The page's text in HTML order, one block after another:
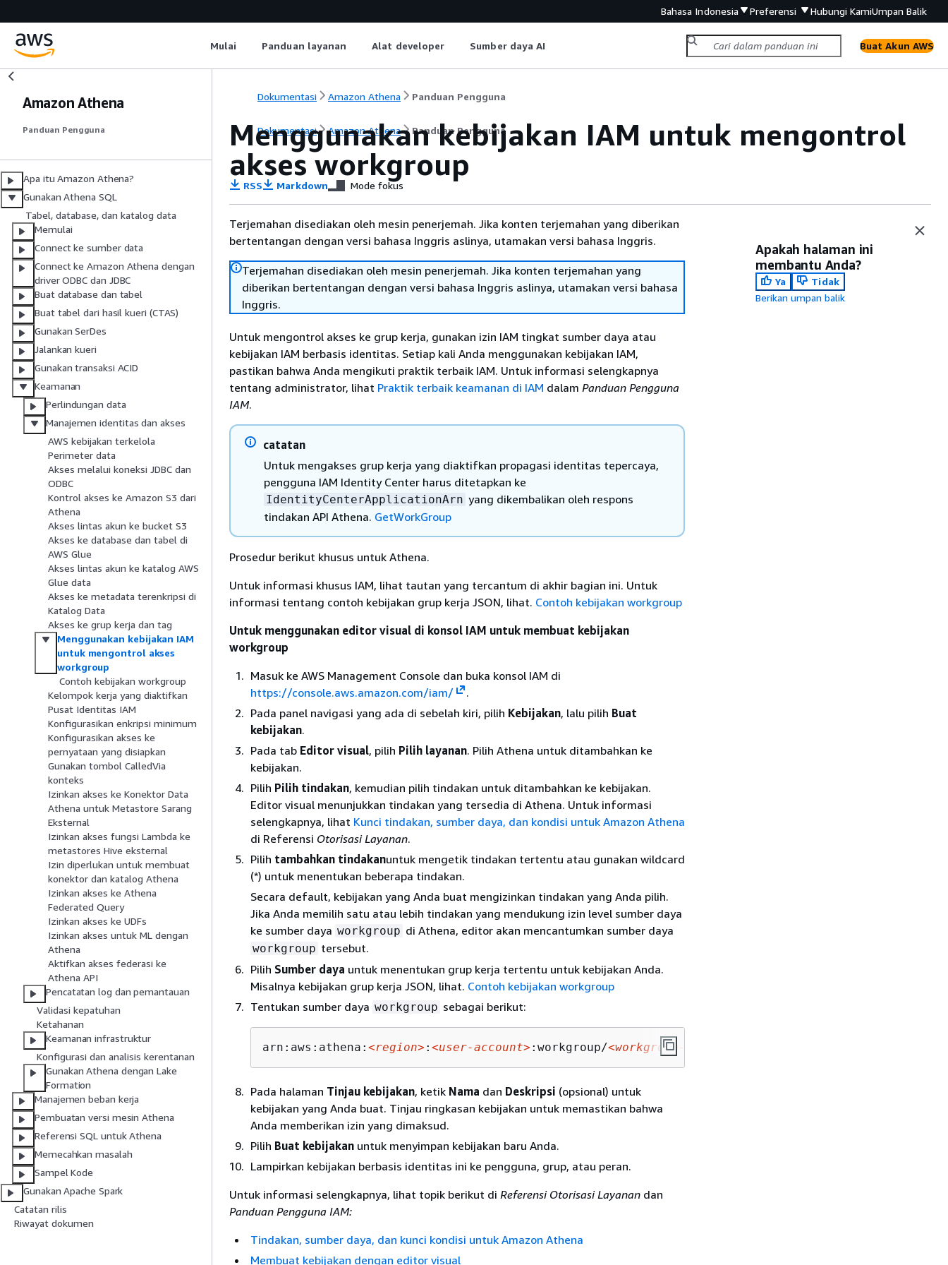
Bahasa Indonesia Preferensi Hubungi KamiUmpan Balik
Mulai Panduan layanan Alat developer Sumber daya AI Buat Akun AWS
Amazon Athena
Panduan Pengguna
Apa itu Amazon Athena?
Gunakan Athena SQL
Tabel, database, dan katalog data
Memulai
Connect ke sumber data
Connect ke Amazon Athena dengan
driver ODBC dan JDBC
Buat database dan tabel
Buat tabel dari hasil kueri (CTAS)
Gunakan SerDes
Jalankan kueri
Gunakan transaksi ACID
Keamanan
Perlindungan data
Manajemen identitas dan akses
AWS kebijakan terkelola
Perimeter data
Akses melalui koneksi JDBC dan
ODBC
Kontrol akses ke Amazon S3 dari
Athena
Akses lintas akun ke bucket S3
Akses ke database dan tabel di
AWS Glue
Akses lintas akun ke katalog AWS
Glue data
Akses ke metadata terenkripsi di
Katalog Data
Akses ke grup kerja dan tag
Menggunakan kebijakan IAM
untuk mengontrol akses
workgroup
Contoh kebijakan workgroup
Kelompok kerja yang diaktifkan
Pusat Identitas IAM
Konfigurasikan enkripsi minimum
Konfigurasikan akses ke
pernyataan yang disiapkan
Gunakan tombol CalledVia
konteks
Izinkan akses ke Konektor Data
Athena untuk Metastore Sarang
Eksternal
Izinkan akses fungsi Lambda ke
metastores Hive eksternal
Izin diperlukan untuk membuat
konektor dan katalog Athena
Izinkan akses ke Athena
Federated Query
Izinkan akses ke UDFs
Izinkan akses untuk ML dengan
Athena
Aktifkan akses federasi ke
Athena API
Pencatatan log dan pemantauan
Validasi kepatuhan
Ketahanan
Keamanan infrastruktur
Konfigurasi dan analisis kerentanan
Gunakan Athena dengan Lake
Formation
Manajemen beban kerja
Pembuatan versi mesin Athena
Referensi SQL untuk Athena
Memecahkan masalah
Sampel Kode
Gunakan Apache Spark
Catatan rilis
Riwayat dokumen
Dokumentasi Amazon Athena Panduan Pengguna
Dokumentasi Amazon Athena Panduan Pengguna
Menggunakan kebijakan IAM untuk mengontrol
akses workgroup
RSS Markdown Mode fokus
Terjemahan disediakan oleh mesin penerjemah. Jika konten terjemahan yang diberikan
bertentangan dengan versi bahasa Inggris aslinya, utamakan versi bahasa Inggris.
Terjemahan disediakan oleh mesin penerjemah. Jika konten terjemahan yang
diberikan bertentangan dengan versi bahasa Inggris aslinya, utamakan versi bahasa
Inggris.
Untuk mengontrol akses ke grup kerja, gunakan izin IAM tingkat sumber daya atau
kebijakan IAM berbasis identitas. Setiap kali Anda menggunakan kebijakan IAM,
pastikan bahwa Anda mengikuti praktik terbaik IAM. Untuk informasi selengkapnya
tentang administrator, lihat Praktik terbaik keamanan di IAM dalam Panduan Pengguna
IAM.
catatan
Untuk mengakses grup kerja yang diaktifkan propagasi identitas tepercaya,
pengguna IAM Identity Center harus ditetapkan ke
IdentityCenterApplicationArn yang dikembalikan oleh respons
tindakan API Athena. GetWorkGroup
Prosedur berikut khusus untuk Athena.
Untuk informasi khusus IAM, lihat tautan yang tercantum di akhir bagian ini. Untuk
informasi tentang contoh kebijakan grup kerja JSON, lihat. Contoh kebijakan workgroup
Untuk menggunakan editor visual di konsol IAM untuk membuat kebijakan
workgroup
Masuk ke AWS Management Console dan buka konsol IAM di
https://console.aws.amazon.com/iam/
.
Pada panel navigasi yang ada di sebelah kiri, pilih Kebijakan, lalu pilih Buat
kebijakan.
Pada tab Editor visual, pilih Pilih layanan. Pilih Athena untuk ditambahkan ke
kebijakan.
Pilih Pilih tindakan, kemudian pilih tindakan untuk ditambahkan ke kebijakan.
Editor visual menunjukkan tindakan yang tersedia di Athena. Untuk informasi
selengkapnya, lihat Kunci tindakan, sumber daya, dan kondisi untuk Amazon Athena
di Referensi Otorisasi Layanan.
Pilih tambahkan tindakanuntuk mengetik tindakan tertentu atau gunakan wildcard
(*) untuk menentukan beberapa tindakan.
Secara default, kebijakan yang Anda buat mengizinkan tindakan yang Anda pilih.
Jika Anda memilih satu atau lebih tindakan yang mendukung izin level sumber daya
ke sumber daya workgroup di Athena, editor akan mencantumkan sumber daya
workgroup tersebut.
Pilih Sumber daya untuk menentukan grup kerja tertentu untuk kebijakan Anda.
Misalnya kebijakan grup kerja JSON, lihat. Contoh kebijakan workgroup
Tentukan sumber daya workgroup sebagai berikut:
arn:aws:athena: <region> : <user-account> :workgroup/<workgroup-name>
Pada halaman Tinjau kebijakan, ketik Nama dan Deskripsi (opsional) untuk
kebijakan yang Anda buat. Tinjau ringkasan kebijakan untuk memastikan bahwa
Anda memberikan izin yang dimaksud.
Pilih Buat kebijakan untuk menyimpan kebijakan baru Anda.
Lampirkan kebijakan berbasis identitas ini ke pengguna, grup, atau peran.
Untuk informasi selengkapnya, lihat topik berikut di Referensi Otorisasi Layanan dan
Panduan Pengguna IAM:
Tindakan, sumber daya, dan kunci kondisi untuk Amazon Athena
Membuat kebijakan dengan editor visual
Apakah halaman ini
membantu Anda?
Ya
Tidak
Berikan umpan balik